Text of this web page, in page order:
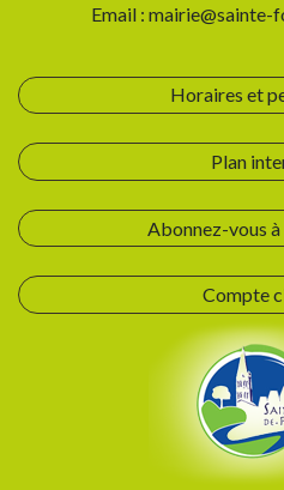
Email :
Horaires et
Plan
Abonnez-vous
Compte